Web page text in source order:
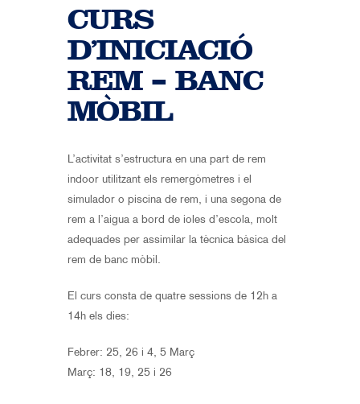
CURS
D’INICIACIÓ
REM – BANC
MÒBIL
L’activitat s’estructura en una part de rem
indoor utilitzant els remergòmetres i el
simulador o piscina de rem, i una segona de
rem a l’aigua a bord de ioles d’escola, molt
adequades per assimilar la tècnica bàsica del
rem de banc mòbil.
El curs consta de quatre sessions de 12h a
14h els dies:
Febrer: 25, 26 i 4, 5 Març
Març: 18, 19, 25 i 26